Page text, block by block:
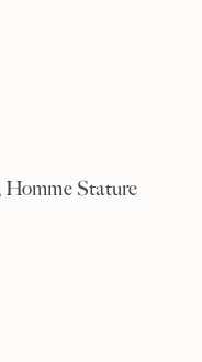
Homme Stature